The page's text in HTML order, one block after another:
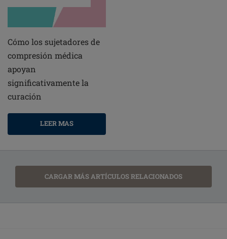
Cómo los sujetadores de
compresión médica
apoyan
significativamente la
curación
LEER MAS
CARGAR MÁS ARTÍCULOS RELACIONADOS